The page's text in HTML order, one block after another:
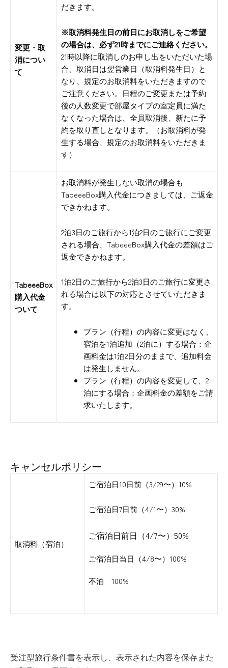
変更・取
消につい
て
だきます。
※取消料発生日の前日にお取消しをご希望
の場合は、必ず21時までにご連絡ください。
21時以降に取消しのお申し出をいただいた場
合、取消日は翌営業日（取消料発生日）と
なり、規定のお取消料をいただきますので
ご注意ください。日程のご変更または予約
後の人数変更で部屋タイプの室定員に満た
なくなった場合は、全員取消後、新たに予
約を取り直しとなります。（お取消料が発
生する場合、規定のお取消料をいただきま
す）
TabeeeBox
購入代金
ついて
お取消料が発生しない取消の場合も
TabeeeBox購入代金につきましては、ご返金
できかねます。
2泊3日のご旅行から1泊2日のご旅行にご変更
される場合、TabeeeBox購入代金の差額はご
返金できかねます。
1泊2日のご旅行から2泊3日のご旅行に変更さ
れる場合は以下の対応とさせていただきま
す。
プラン（行程）の内容に変更はなく、
宿泊を1泊追加（2泊に）する場合：企
画料金は1泊2日分のままで、追加料金
は発生しません。
プラン（行程）の内容を変更して、2
泊にする場合：企画料金の差額をご請
求いたします。
キャンセルポリシー
取消料（宿泊）
ご宿泊日10日前（3/29〜）10%
ご宿泊日7日前（4/1〜）30%
ご宿泊日前日（4/7〜）50%
ご宿泊日当日（4/8〜）100%
不泊 100%
受注型旅行条件書を表示し、表示された内容を保存また